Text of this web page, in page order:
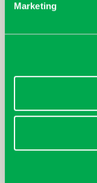
Marketing
Sprievodca po